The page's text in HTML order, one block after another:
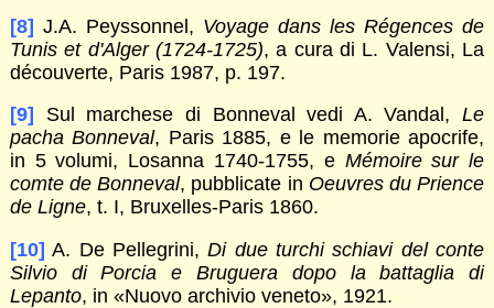
[8] J.A. Peyssonnel, Voyage dans les Régences de
Tunis et d'Alger (1724-1725), a cura di L. Valensi, La
découverte, Paris 1987, p. 197.
[9]
Sul marchese di Bonneval vedi A. Vandal,Le
pacha Bonneval, Paris 1885, e le memorie apocrife,
in 5 volumi, Losanna 1740-1755, e Mémoire sur le
comte de Bonneval, pubblicate in Oeuvres du Prience
de Ligne, t. I, Bruxelles-Paris 1860.
[10] A. De Pellegrini,Di due turchi schiavi del conte
Silvio di Porcia e Bruguera dopo la battaglia di
Lepanto, in «Nuovo archivio veneto», 1921.